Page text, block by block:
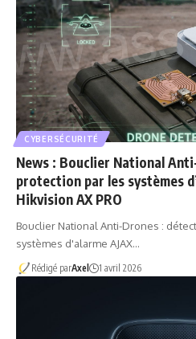
CYBERSÉCURITÉ
News : Bouclier National
protection par les systèmes
Hikvision AX PRO
Bouclier National Anti-Drones :
systèmes d'alarme AJAX…
Rédigé parAxel 1 avril 2026